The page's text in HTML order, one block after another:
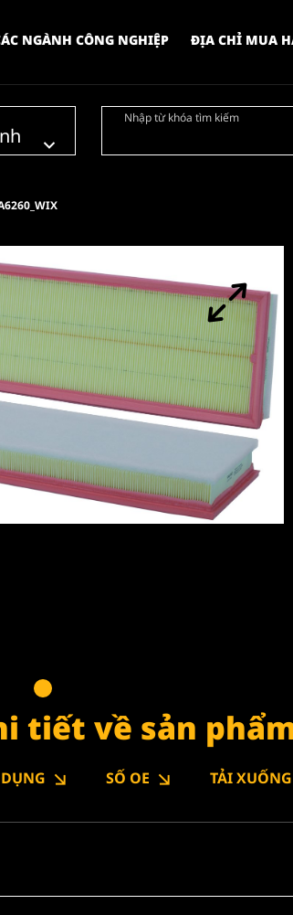
NGÀNH CÔNG NGHIỆP ĐỊA CHỈ MUA
Nhập từ khóa tìm kiếm
tiết về sản
SỐ OE TẢI XUỐNG